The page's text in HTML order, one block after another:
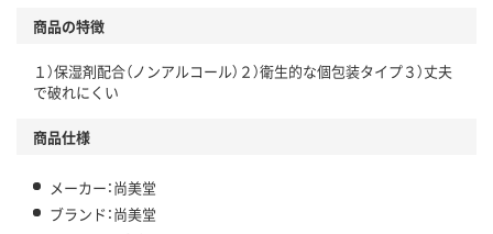
商品の特徴
１）保湿剤配合（ノンアルコール）２）衛生的な個包装タイプ３）丈夫
で破れにくい
商品仕様
メーカー：尚美堂
ブランド：尚美堂